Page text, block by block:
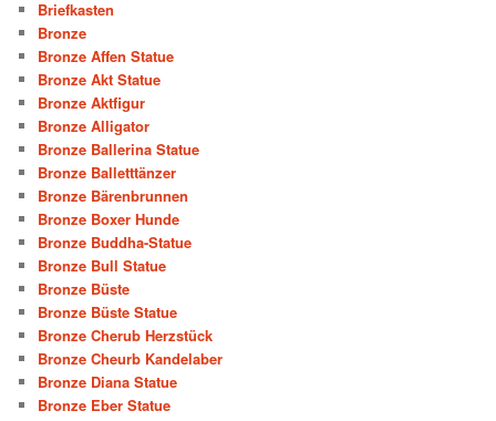
Briefkasten
Bronze
Bronze Affen Statue
Bronze Akt Statue
Bronze Aktfigur
Bronze Alligator
Bronze Ballerina Statue
Bronze Balletttänzer
Bronze Bärenbrunnen
Bronze Boxer Hunde
Bronze Buddha-Statue
Bronze Bull Statue
Bronze Büste
Bronze Büste Statue
Bronze Cherub Herzstück
Bronze Cheurb Kandelaber
Bronze Diana Statue
Bronze Eber Statue